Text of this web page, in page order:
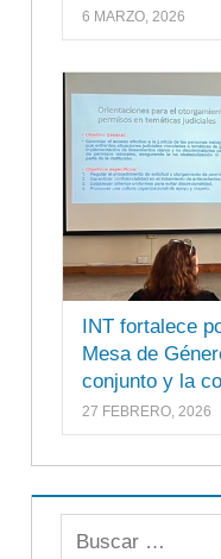
6 MARZO, 2026
INT fortalece
Mesa de
conjunto y la
27 FEBRERO, 2026